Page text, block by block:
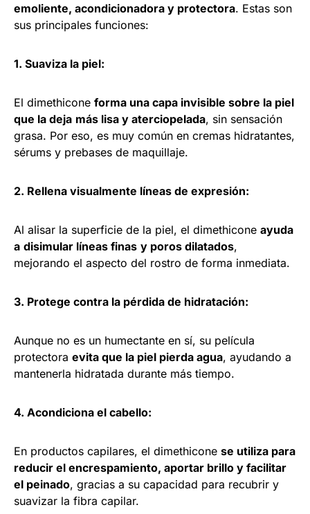
emoliente, acondicionadora y protectora. Estas son
sus principales funciones:
1. Suaviza la piel:
El dimethicone forma una capa invisible sobre la piel
que la deja más lisa y aterciopelada, sin sensación
grasa. Por eso, es muy común en cremas hidratantes,
sérums y prebases de maquillaje.
2. Rellena visualmente líneas de expresión:
Al alisar la superficie de la piel, el dimethicone ayuda
a disimular líneas finas y poros dilatados,
mejorando el aspecto del rostro de forma inmediata.
3. Protege contra la pérdida de hidratación:
Aunque no es un humectante en sí, su película
protectora evita que la piel pierda agua, ayudando a
mantenerla hidratada durante más tiempo.
4. Acondiciona el cabello:
En productos capilares, el dimethicone se utiliza para
reducir el encrespamiento, aportar brillo y facilitar
el peinado, gracias a su capacidad para recubrir y
suavizar la fibra capilar.